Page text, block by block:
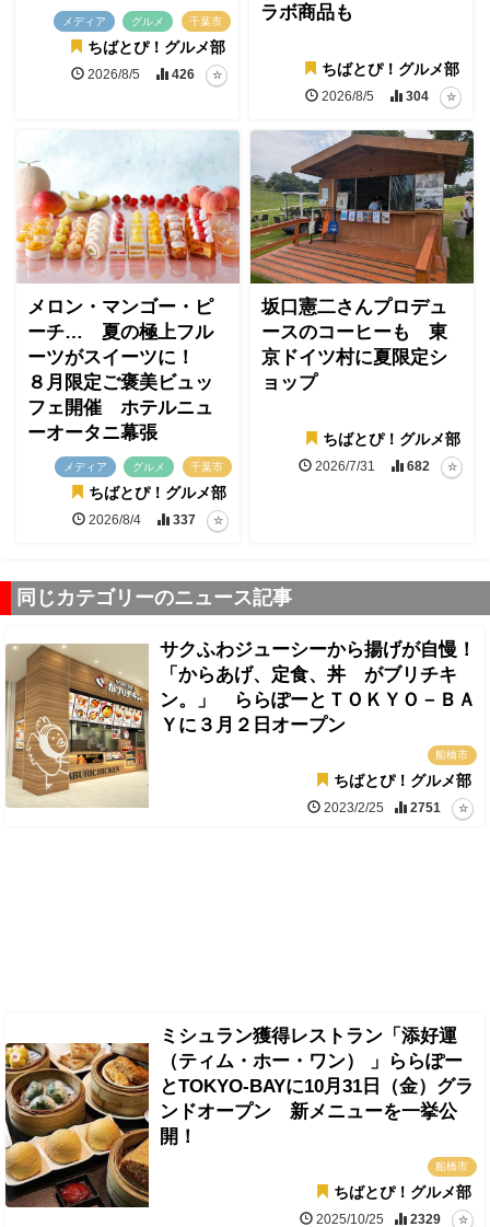
メディア グルメ 千葉市
ちばとぴ！グルメ部
2026/8/5 426
ラボ商品も
ちばとぴ！グルメ部
2026/8/5 304
メロン・マンゴー・ピ
ーチ… 夏の極上フル
ーツがスイーツに！
８月限定ご褒美ビュッ
フェ開催 ホテルニュ
ーオータニ幕張
メディア グルメ 千葉市
ちばとぴ！グルメ部
2026/8/4 337
坂口憲二さんプロデュ
ースのコーヒーも 東
京ドイツ村に夏限定シ
ョップ
ちばとぴ！グルメ部
2026/7/31 682
同じカテゴリーのニュース記事
サクふわジューシーから揚げが自慢！
「からあげ、定食、丼 がブリチキ
ン。」 ららぽーとＴＯＫＹＯ－ＢＡ
Ｙに３月２日オープン
船橋市
ちばとぴ！グルメ部
2023/2/25 2751
ミシュラン獲得レストラン「添好運
（ティム・ホー・ワン） 」ららぽー
とTOKYO-BAYに10月31日（金）グラ
ンドオープン 新メニューを一挙公
開！
船橋市
ちばとぴ！グルメ部
2025/10/25 2329